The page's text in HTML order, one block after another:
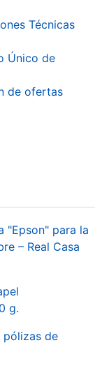
Técnicas
Único de
de ofertas
"Epson" para la
– Real Casa
g.
pólizas de